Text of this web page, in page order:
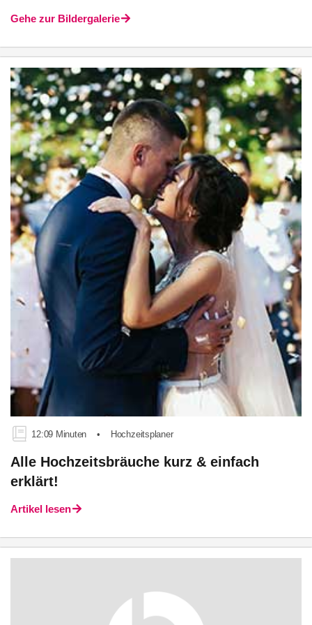
Gehe zur Bildergalerie
12:09 Minuten • Hochzeitsplaner
Alle Hochzeitsbräuche kurz & einfach
erklärt!
Artikel lesen